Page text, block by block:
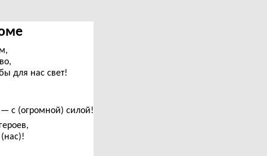
для нас свет!
— с (огромной) силой!